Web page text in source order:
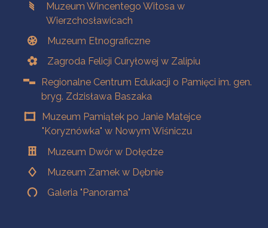
Muzeum Wincentego Witosa w
Wierzchosławicach
Muzeum Etnograficzne
Zagroda Felicji Curyłowej w Zalipiu
Regionalne Centrum Edukacji o Pamięci im. gen.
bryg. Zdzisława Baszaka
Muzeum Pamiątek po Janie Matejce
"Koryznówka" w Nowym Wiśniczu
Muzeum Dwór w Dołędze
Muzeum Zamek w Dębnie
Galeria "Panorama"